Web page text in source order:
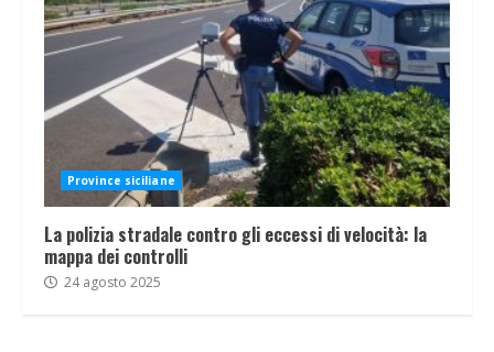
Province siciliane
La polizia stradale contro gli eccessi di velocità: la
mappa dei controlli
24 agosto 2025